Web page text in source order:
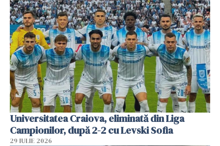
Universitatea Craiova, eliminată din Liga
Campionilor, după 2-2 cu Levski Sofia
29 IULIE 2026